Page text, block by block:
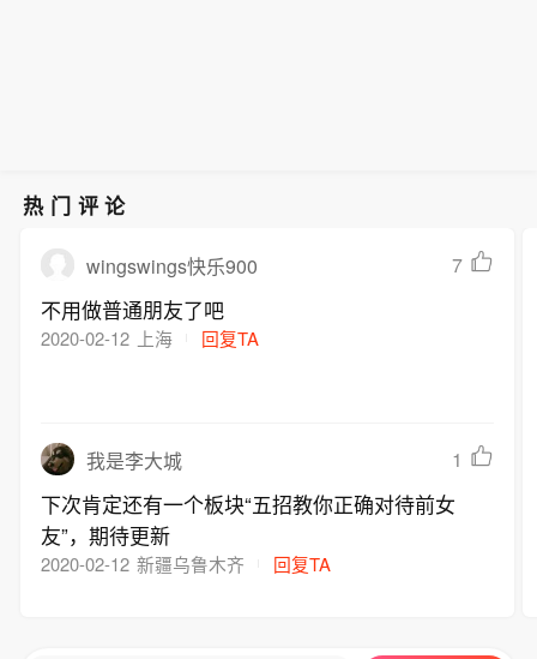
热门评论
wingswings快乐900 7
不用做普通朋友了吧
2020-02-12 上海 回复TA
我是李大城 1
下次肯定还有一个板块“五招教你正确对待前女
友”，期待更新
2020-02-12 新疆乌鲁木齐 回复TA